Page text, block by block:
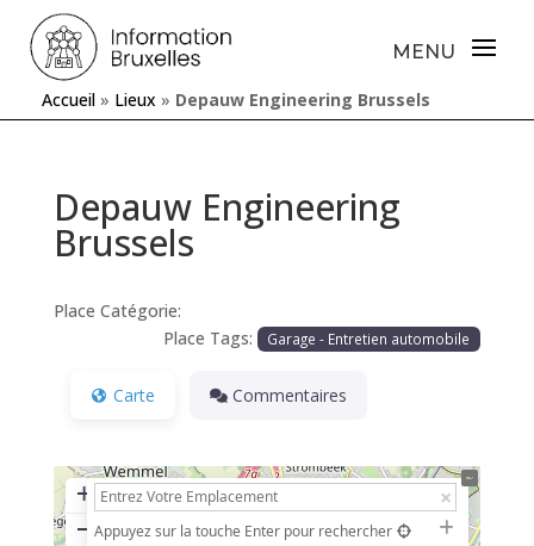
Accueil » Lieux » Depauw Engineering Brussels
Depauw Engineering
Brussels
Place Catégorie:
Place Tags:
Garage - Entretien automobile
Carte Commentaires
+
− Appuyez sur la touche Enter pour rechercher